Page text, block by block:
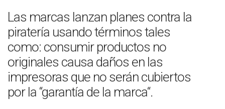
Las marcas lanzan planes contra la
piratería usando términos tales
como: consumir productos no
originales causa daños en las
impresoras que no serán cubiertos
por la “garantía de la marca“.